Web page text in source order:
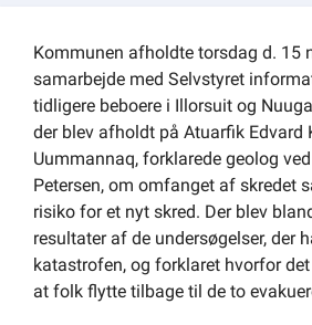
Planportal
Om kommunen
Kommunen afholdte torsdag d. 15
samarbejde med Selvstyret
tidligere beboere i Illorsuit og
der blev afholdt på Atuarfik Edvard
Uummannaq, forklarede geolog
Petersen, om omfanget af skredet
risiko for et nyt skred. Der blev
resultater af de undersøgelser, der
katastrofen, og forklaret hvorfor
at folk flytte tilbage til de to